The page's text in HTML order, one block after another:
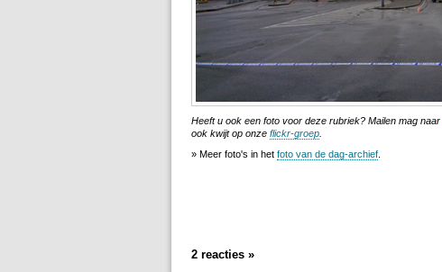
Heeft u ook een foto voor deze rubriek? Mailen mag naar
ook kwijt op onze flickr-groep
» Meer foto's in het foto van de dag-archief
2 reacties »